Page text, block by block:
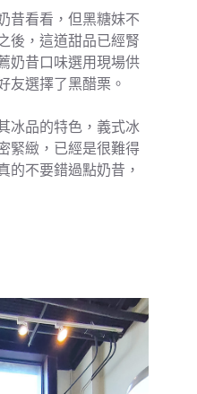
昔看看，但黑糖妹不
後，這道甜品已經腎
奶昔口味選用現場供
友選擇了黑醋栗。
冰品的特色，義式冰
緊緻，已經是很難得
的不要錯過點奶昔，